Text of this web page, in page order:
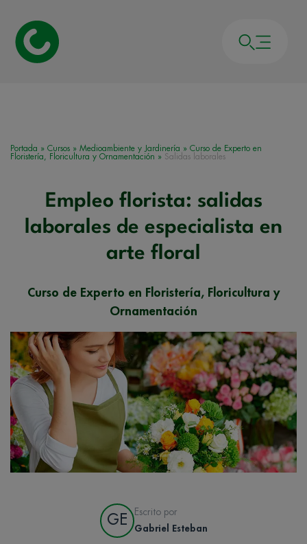
Portada » Cursos » Medioambiente y Jardinería » Curso de Experto en
Floristería, Floricultura y Ornamentación » Salidas laborales
Empleo florista: salidas
laborales de especialista en
arte floral
Curso de Experto en Floristería, Floricultura y
Ornamentación
GE
Escrito por
Gabriel Esteban